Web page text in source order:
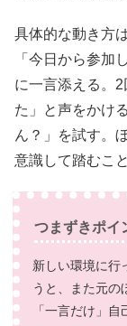
具体的な動き方
「今日から参加
に一言添える。
た」と声をかけ
ん？」を試す。
意識して踏むこ
つまずきポイ
新しい環境に行
うと、また元の
「一言だけ」